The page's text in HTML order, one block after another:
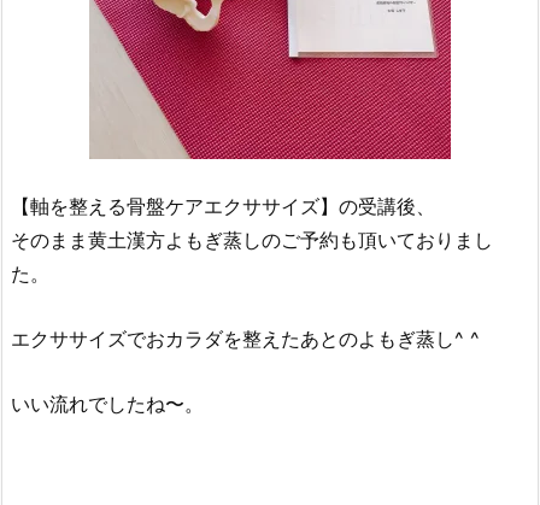
【軸を整える骨盤ケアエクササイズ】の受講後、
そのまま黄土漢方よもぎ蒸しのご予約も頂いておりまし
た。
エクササイズでおカラダを整えたあとのよもぎ蒸し^ ^
いい流れでしたね〜。